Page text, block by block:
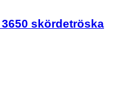
skördetröska